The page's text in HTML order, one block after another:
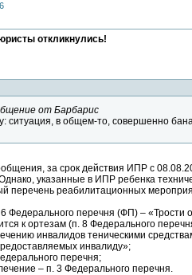
откликнулись!
от Барбарис
ситуация, в общем-то, совершенно
за срок действия ИПР с
указанные в ИПР ребенка
перечень реабилитационных
6 Федерального перечня (ФП) –
к ортезам (п. 8 Федерального
инвалидов теническими
инвалиду»;
перечня;
– п. 3 Федерального перечня.